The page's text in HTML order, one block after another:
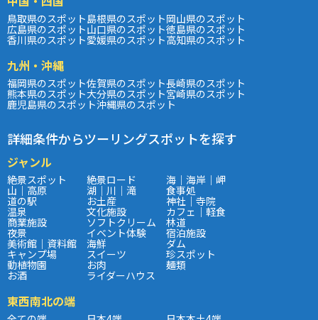
鳥取県のスポット島根県のスポット岡山県のスポット
広島県のスポット山口県のスポット徳島県のスポット
香川県のスポット愛媛県のスポット高知県のスポット
九州・沖縄
福岡県のスポット佐賀県のスポット長崎県のスポット
熊本県のスポット大分県のスポット宮崎県のスポット
鹿児島県のスポット沖縄県のスポット
詳細条件からツーリングスポットを探す
ジャンル
絶景スポット 絶景ロード 海｜海岸｜岬
山｜高原 湖｜川｜滝 食事処
道の駅 お土産 神社｜寺院
温泉 文化施設 カフェ｜軽食
商業施設 ソフトクリーム 林道
夜景 イベント体験 宿泊施設
美術館｜資料館 海鮮 ダム
キャンプ場 スイーツ 珍スポット
動植物園 お肉 麺類
お酒 ライダーハウス
東西南北の端